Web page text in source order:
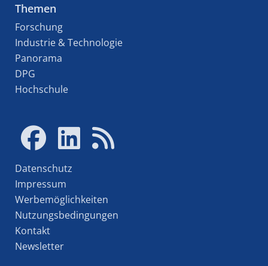
Themen
Forschung
Industrie & Technologie
Panorama
DPG
Hochschule
Datenschutz
Impressum
Werbemöglichkeiten
Nutzungsbedingungen
Kontakt
Newsletter